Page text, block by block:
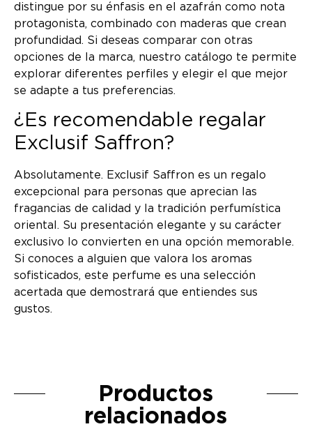
distingue por su énfasis en el azafrán como nota
protagonista, combinado con maderas que crean
profundidad. Si deseas comparar con otras
opciones de la marca, nuestro catálogo te permite
explorar diferentes perfiles y elegir el que mejor
se adapte a tus preferencias.
¿Es recomendable regalar
Exclusif Saffron?
Absolutamente. Exclusif Saffron es un regalo
excepcional para personas que aprecian las
fragancias de calidad y la tradición perfumística
oriental. Su presentación elegante y su carácter
exclusivo lo convierten en una opción memorable.
Si conoces a alguien que valora los aromas
sofisticados, este perfume es una selección
acertada que demostrará que entiendes sus
gustos.
Productos
relacionados